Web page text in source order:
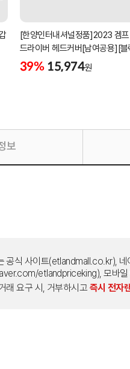
[한양인터내셔널정품]2023 겜프
드라이버 헤드커버[남여공용][블
[HD-302]
39% 15,974원
보
공식 사이트(etlandmall.co.kr), 네
etlandpriceking), 모바일
래 요구 시, 거부하시고 즉시 전자